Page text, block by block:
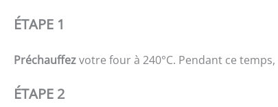
ÉTAPE 1
Préchauffezvotre four à 240°C. Pendant ce temps,
ÉTAPE 2